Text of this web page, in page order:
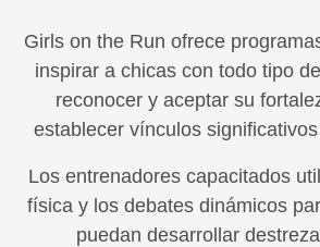
Girls on the Run ofrece
inspirar a chicas con todo tipo
reconocer y aceptar su
establecer vínculos
Los entrenadores capacitados
física y los debates dinámicos
puedan desarrollar